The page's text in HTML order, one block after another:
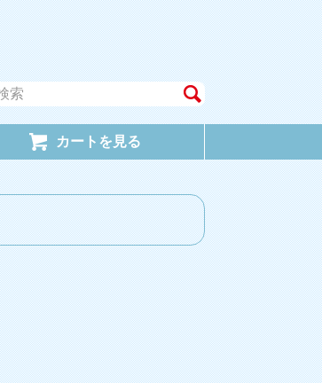
カートを見る